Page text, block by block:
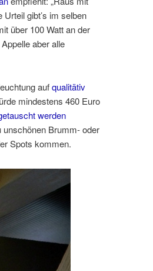
Urteil gibt’s im selben
über 100 Watt an der
aber alle
aufqualitätiv
mindestens 460 Euro
werden
unschönen Brumm- oder
Spots kommen.